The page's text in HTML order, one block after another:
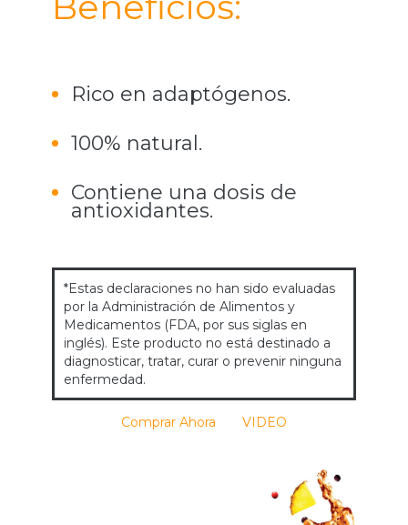
Rico en adaptógenos.
100% natural.
Contiene una dosis de
antioxidantes.
*Estas declaraciones no han sido evaluadas
por la Administración de Alimentos y
Medicamentos (FDA, por sus siglas en
inglés). Este producto no está destinado a
diagnosticar, tratar, curar o prevenir ninguna
enfermedad.
Comprar Ahora VIDEO